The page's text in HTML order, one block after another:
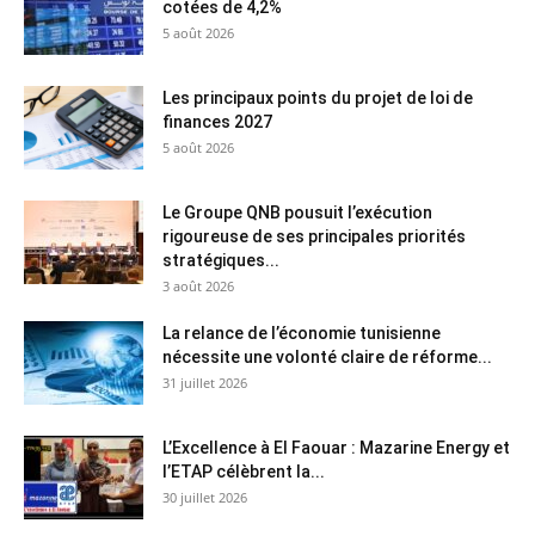
cotées de 4,2%
5 août 2026
Les principaux points du projet de loi de
finances 2027
5 août 2026
Le Groupe QNB pousuit l’exécution
rigoureuse de ses principales priorités
stratégiques...
3 août 2026
La relance de l’économie tunisienne
nécessite une volonté claire de réforme...
31 juillet 2026
L’Excellence à El Faouar : Mazarine Energy et
l’ETAP célèbrent la...
30 juillet 2026